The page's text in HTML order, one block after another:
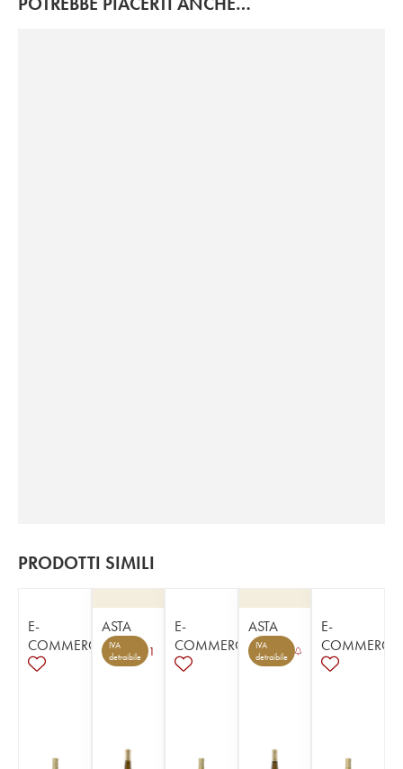
PRODOTTI SIMILI
E-
COMMERCE
ASTA
IVA
detraibile
1
E-
COMMERCE
ASTA
IVA
detraibile
E-
COMMERCE